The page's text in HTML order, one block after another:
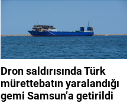
Dron saldırısında Türk
mürettebatın yaralandığı
gemi Samsun’a getirildi